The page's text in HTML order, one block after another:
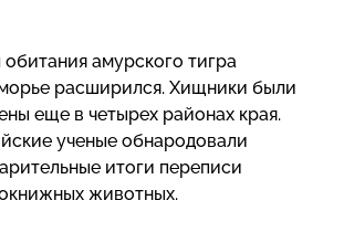
амурского тигра
расширился. Хищники были
еще в четырех районах края.
ученые обнародовали
итоги переписи
животных.